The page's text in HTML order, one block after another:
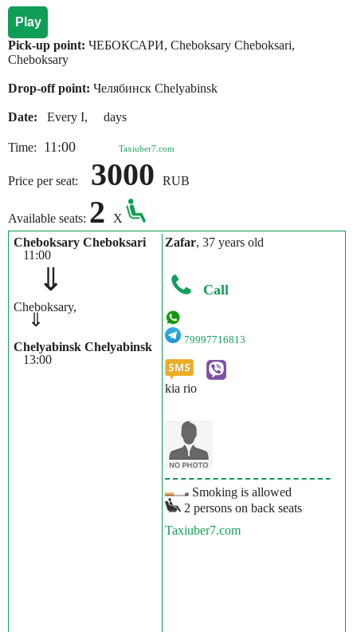
Play
Pick-up point: ЧЕБОКСАРИ, Cheboksary Cheboksari,
Cheboksary
Drop-off point: Челябинск Chelyabinsk
Date: Every I, days
Time: 11:00 Taxiuber7.com
Price per seat: 3000 RUB
Available seats: 2
X
Cheboksary Cheboksari
11:00
⇓
Cheboksary,
⇓
Chelyabinsk Chelyabinsk
13:00
Zafar, 37 years old
Call
79997716813
kia rio
Smoking is allowed
2 persons on back seats
Taxiuber7.com